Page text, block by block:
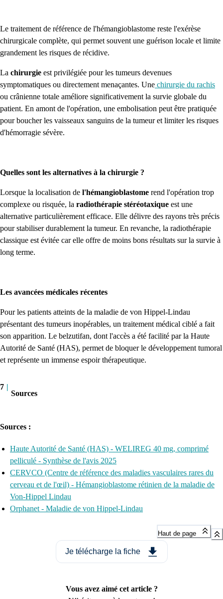
Le traitement de référence de l'hémangioblastome reste l'exérèse
chirurgicale complète, qui permet souvent une guérison locale et limite
grandement les risques de récidive.
La chirurgie est privilégiée pour les tumeurs devenues
symptomatiques ou directement menaçantes. Une chirurgie du rachis
ou crânienne totale améliore significativement la survie globale du
patient. En amont de l'opération, une embolisation peut être pratiquée
pour boucher les vaisseaux sanguins de la tumeur et limiter les risques
d'hémorragie sévère.
Quelles sont les alternatives à la chirurgie ?
Lorsque la localisation de l'hémangioblastome rend l'opération trop
complexe ou risquée, la radiothérapie stéréotaxique est une
alternative particulièrement efficace. Elle délivre des rayons très précis
pour stabiliser durablement la tumeur. En revanche, la radiothérapie
classique est évitée car elle offre de moins bons résultats sur la survie à
long terme.
Les avancées médicales récentes
Pour les patients atteints de la maladie de von Hippel-Lindau
présentant des tumeurs inopérables, un traitement médical ciblé a fait
son apparition. Le belzutifan, dont l'accès a été facilité par la Haute
Autorité de Santé (HAS), permet de bloquer le développement tumoral
et représente un immense espoir thérapeutique.
7 |
Sources
Sources :
Haute Autorité de Santé (HAS) - WELIREG 40 mg, comprimé
pelliculé - Synthèse de l'avis 2025
CERVCO (Centre de référence des maladies vasculaires rares du
cerveau et de l'œil) - Hémangioblastome rétinien de la maladie de
Von-Hippel Lindau
Orphanet - Maladie de von Hippel-Lindau
Haut de page
Je télécharge la fiche
Vous avez aimé cet article ?